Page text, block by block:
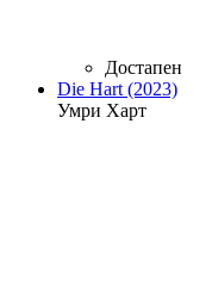
Достапен
Die Hart (2023)
Умри Харт